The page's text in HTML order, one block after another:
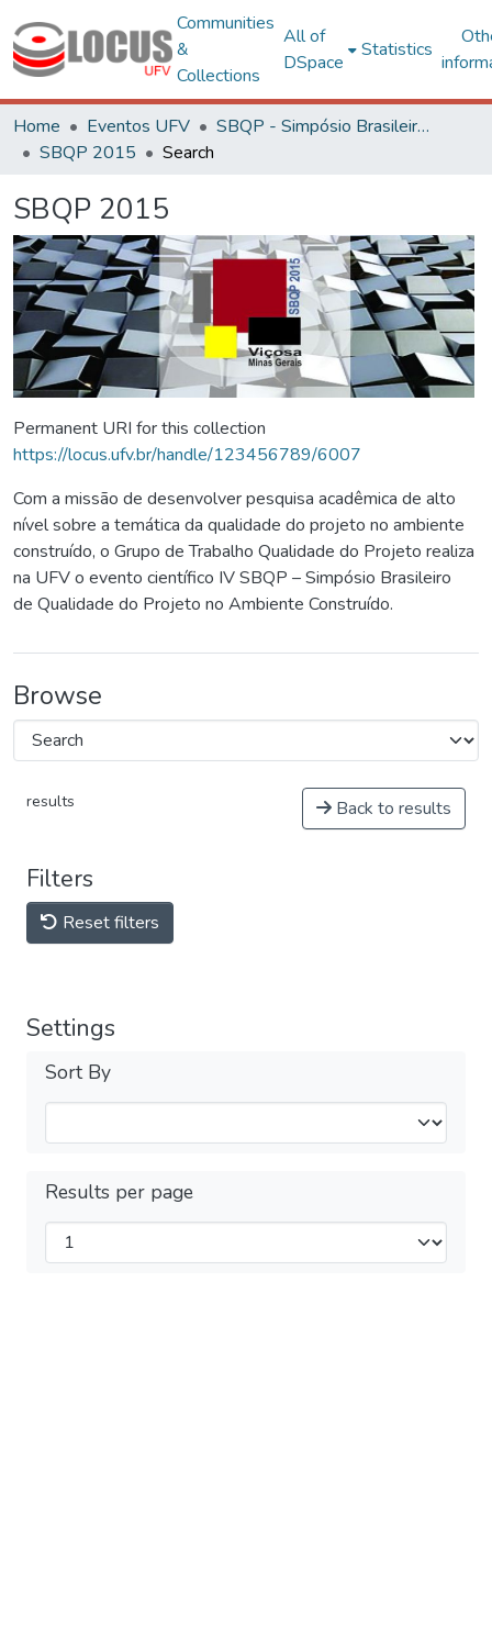
Communities
&
Collections
All of
DSpace
Statistics
Home Eventos UFV
SBQP - Simpósio Brasileiro de Qualidade do Projeto no Ambiente Construído
SBQP 2015
Search
SBQP 2015
Permanent URI for this collection
https://locus.ufv.br/handle/123456789/6007
Com a missão de desenvolver pesquisa acadêmica de alto
nível sobre a temática da qualidade do projeto no ambiente
construído, o Grupo de Trabalho Qualidade do Projeto realiza
na UFV o evento científico IV SBQP – Simpósio Brasileiro
de Qualidade do Projeto no Ambiente Construído.
Browse
results Back to results
Filters
Reset filters
Settings
Sort By
Results per page